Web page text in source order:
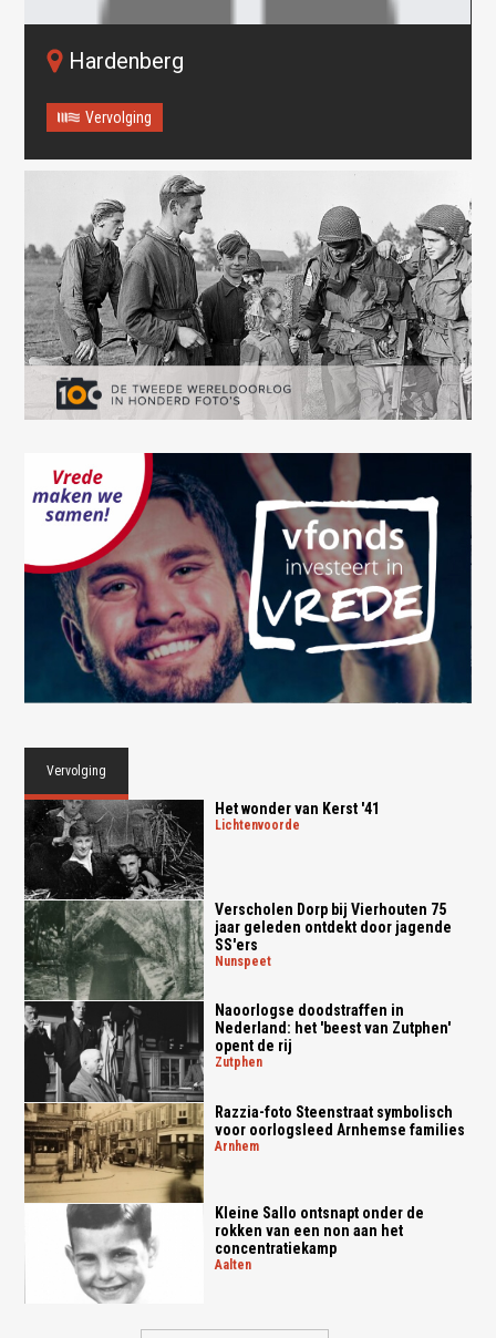
Oops! Something went
wrong.
This page didn't load Google Maps correctly. See the
JavaScript console for technical details.
Hardenberg
Vervolging
Vervolging
Het wonder van Kerst '41
lichtenvoorde
Verscholen Dorp bij Vierhouten 75
jaar geleden ontdekt door jagende
SS'ers
nunspeet
Naoorlogse doodstraffen in
Nederland: het 'beest van Zutphen'
opent de rij
zutphen
Razzia-foto Steenstraat symbolisch
voor oorlogsleed Arnhemse families
arnhem
Kleine Sallo ontsnapt onder de
rokken van een non aan het
concentratiekamp
aalten